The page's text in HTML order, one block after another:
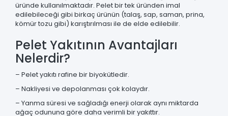
üründe kullanılmaktadır. Pelet bir tek üründen imal
edilebileceği gibi birkaç ürünün (talaş, sap, saman, prina,
kömür tozu gibi) karıştırılması ile de elde edilebilir.
Pelet Yakıtının Avantajları
Nelerdir?
– Pelet yakıtı rafine bir biyokütledir.
– Nakliyesi ve depolanması çok kolaydır.
– Yanma süresi ve sağladığı enerji olarak aynı miktarda
ağaç odununa göre daha verimli bir yakıttır.